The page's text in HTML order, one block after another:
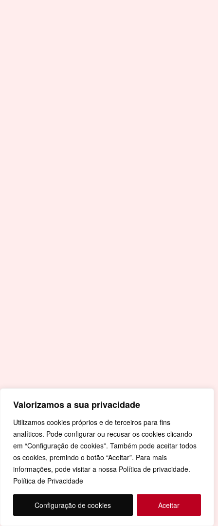
Valorizamos a sua privacidade
Utilizamos cookies próprios e de terceiros para fins
analíticos. Pode configurar ou recusar os cookies clicando
em “Configuração de cookies”. Também pode aceitar todos
os cookies, premindo o botão “Aceitar”. Para mais
informações, pode visitar a nossa Política de privacidade.
Política de Privacidade
Configuração de cookies Aceitar